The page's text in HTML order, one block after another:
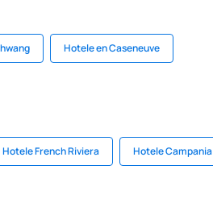
Hotele en Caseneuve
Hotele French Riviera Hotele Campania